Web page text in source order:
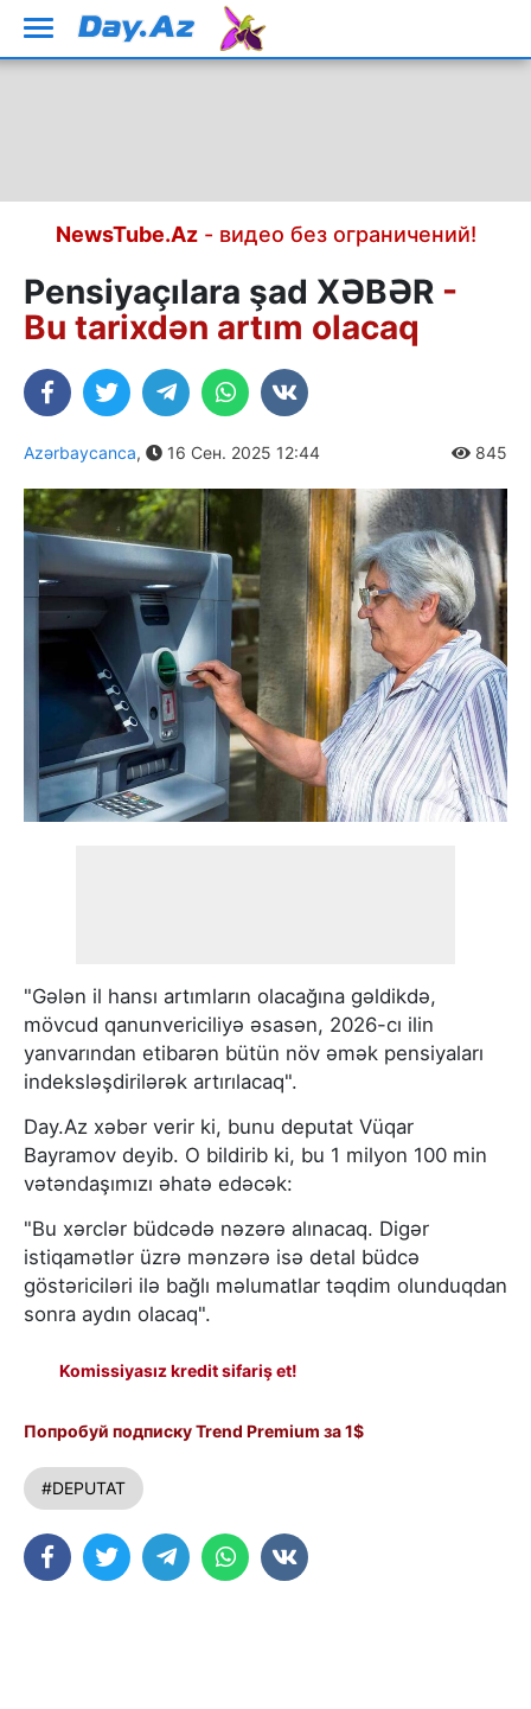
NewsTube.Az- видео без ограничений!
Pensiyaçılara şad XƏBƏR -
Bu tarixdən artım olacaq
Azərbaycanca, 16 Сен. 2025 12:44 845
"Gələn il hansı artımların olacağına gəldikdə,
mövcud qanunvericiliyə əsasən, 2026-cı ilin
yanvarından etibarən bütün növ əmək pensiyaları
indeksləşdirilərək artırılacaq".
Day.Az xəbər verir ki, bunu deputat Vüqar
Bayramov deyib. O bildirib ki, bu 1 milyon 100 min
vətəndaşımızı əhatə edəcək:
"Bu xərclər büdcədə nəzərə alınacaq. Digər
istiqamətlər üzrə mənzərə isə detal büdcə
göstəriciləri ilə bağlı məlumatlar təqdim olunduqdan
sonra aydın olacaq".
Komissiyasız kredit sifariş et!
Попробуй подписку Trend Premium за 1$
#DEPUTAT